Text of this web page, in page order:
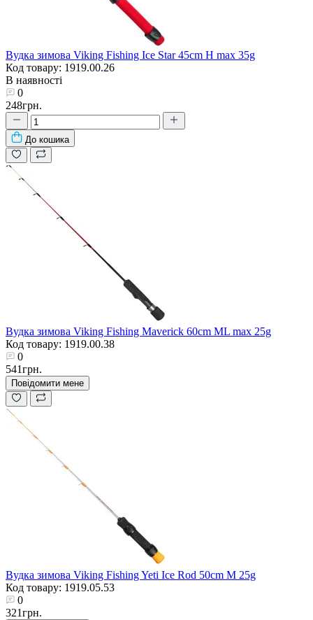
Вудка зимова Viking Fishing Ice Star 45cm H max 35g
Код товару: 1919.00.26
В наявності
0
248грн.
До кошика
Вудка зимова Viking Fishing Maverick 60cm ML max 25g
Код товару: 1919.00.38
0
541грн.
Повідомити мене
Вудка зимова Viking Fishing Yeti Ice Rod 50cm M 25g
Код товару: 1919.05.53
0
321грн.